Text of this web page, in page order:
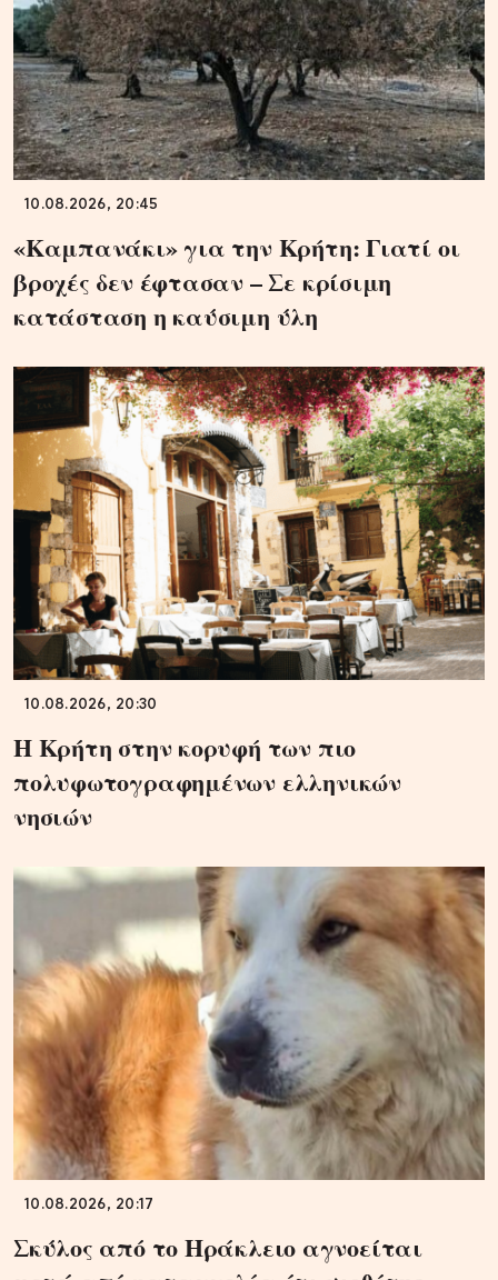
10.08.2026, 20:45
«Καμπανάκι» για την Κρήτη: Γιατί οι
βροχές δεν έφτασαν – Σε κρίσιμη
κατάσταση η καύσιμη ύλη
10.08.2026, 20:30
Η Κρήτη στην κορυφή των πιο
πολυφωτογραφημένων ελληνικών
νησιών
10.08.2026, 20:17
Σκύλος από το Ηράκλειο αγνοείται